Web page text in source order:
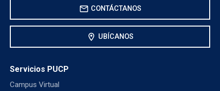
mail CONTÁCTANOS
location_on UBÍCANOS
Servicios PUCP
Campus Virtual